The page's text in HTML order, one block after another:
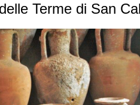
Terme di San